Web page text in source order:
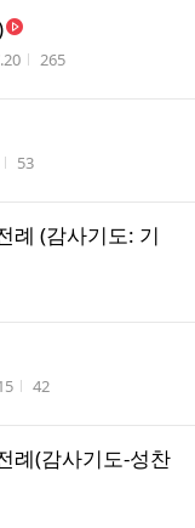
간 조회수
265
조회수
53
례 (감사기도: 기
조회수
42
례(감사기도-성찬